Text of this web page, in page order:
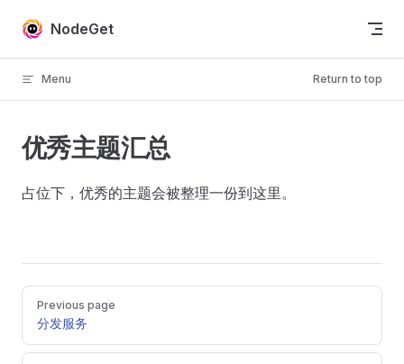
Skip to content
NodeGet
Menu Return to top
优秀主题汇总
占位下，优秀的主题会被整理一份到这里。
Pager
Previous page
分发服务